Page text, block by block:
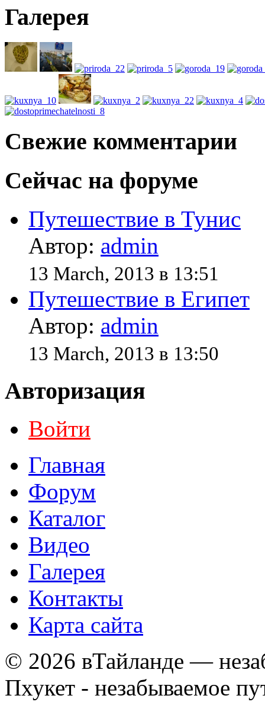
Галерея
Свежие комментарии
Сейчас на форуме
Путешествие в Тунис
Автор: admin
13 March, 2013 в 13:51
Путешествие в Египет
Автор: admin
13 March, 2013 в 13:50
Авторизация
Войти
Главная
Форум
Каталог
Видео
Галерея
Контакты
Карта сайта
© 2026 вТайланде —
Пхукет - незабываемое